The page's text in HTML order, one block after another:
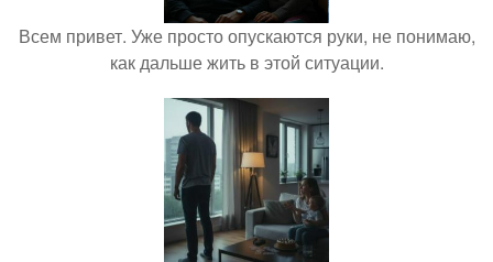
Всем привет. Уже просто опускаются руки, не понимаю,
как дальше жить в этой ситуации.